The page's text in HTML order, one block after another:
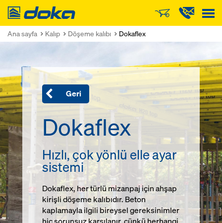
Doka
Ana sayfa Kalıp Döşeme kalıbı Dokaflex
Geri
Dokaflex
Hızlı, çok yönlü elle ayar
sistemi
Dokaflex, her türlü mizanpaj için ahşap
kirişli döşeme kalıbıdır. Beton
kaplamayla ilgili bireysel gereksinimler